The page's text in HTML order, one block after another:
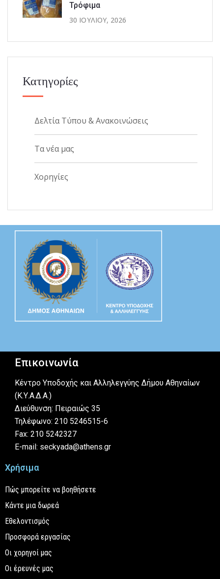
Τρόφιμα
30 ΙΟΥΛΊΟΥ, 2026
Κατηγορίες
Δελτία Τύπου & Ανακοινώσεις
Τα νέα μας
Χορηγίες
Επικοινωνία
Κέντρο Υποδοχής και Αλληλεγγύης Δήμου Αθηναίων
(Κ.Υ.Α.Δ.Α.)
Διεύθυνση: Πειραιώς 35
Τηλέφωνο: 210 5246515-6
Fax: 210 5242327
E-mail: seckyada@athens.gr
Χρήσιμα
Πώς μπορείτε να βοηθήσετε
Κάντε μια δωρεά
Εθελοντισμός
Προσφορά εργασίας
Οι χορηγοί μας
Οι έρευνές μας